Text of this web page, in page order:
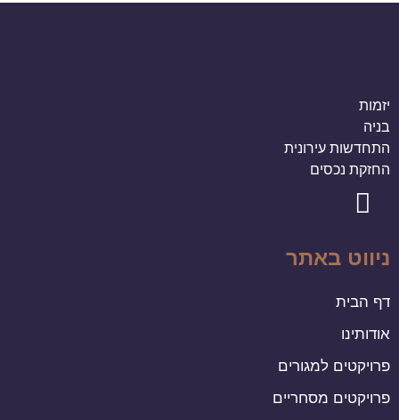
יזמות
בניה
התחדשות עירונית
החזקת נכסים
ניווט באתר
דף הבית
אודותינו
פרויקטים למגורים
פרויקטים מסחריים